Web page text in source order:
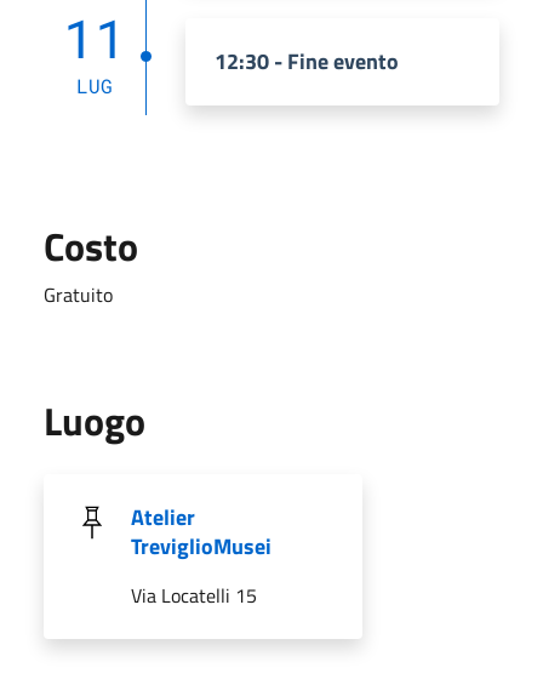
11
LUG
12:30 - Fine evento
Costo
Gratuito
Luogo
Atelier
TreviglioMusei
Via Locatelli 15